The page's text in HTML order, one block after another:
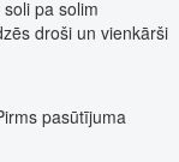
pa solim
droši un vienkārši
pasūtījuma